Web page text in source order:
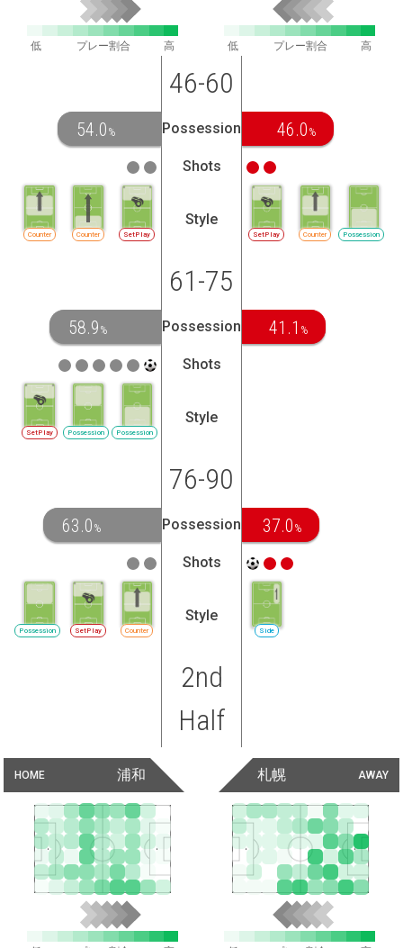
低 プレー割合 高 低 プレー割合 高
46-60
54.0 % Possession 46.0 %
Shots
SetPlay
Counter
Counter
Style
SetPlay Counter Possession
61-75
58.9 % Possession 41.1 %
Shots
Possession
Possession
SetPlay
Style
76-90
63.0 % Possession 37.0 %
Shots
Counter
SetPlay
Possession
Style
Side
2nd
Half
HOME 浦和 AWAY
札幌